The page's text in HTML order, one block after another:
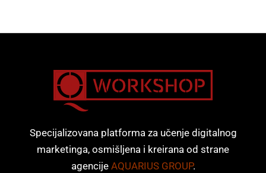
Specijalizovana platforma za učenje digitalnog
marketinga, osmišljena i kreirana od strane
agencije AQUARIUS GROUP.